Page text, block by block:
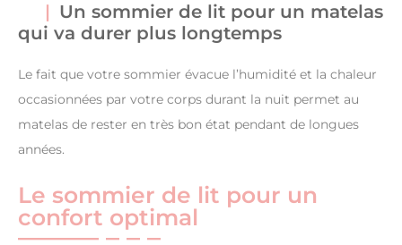
Un sommier de lit pour un matelas
qui va durer plus longtemps
Le fait que votre sommier évacue l’humidité et la chaleur
occasionnées par votre corps durant la nuit permet au
matelas de rester en très bon état pendant de longues
années.
Le sommier de lit pour un
confort optimal